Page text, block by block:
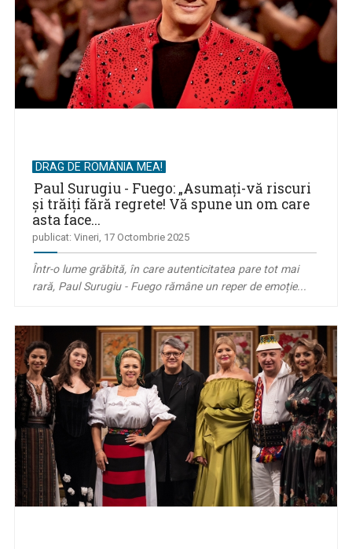
DRAG DE ROMÂNIA MEA!
Paul Surugiu - Fuego: „Asumați-vă riscuri
și trăiți fără regrete! Vă spune un om care
asta face...
publicat: Vineri, 17 Octombrie 2025
Într-o lume grăbită, în care autenticitatea pare tot mai
rară, Paul Surugiu - Fuego rămâne un reper de emoție...